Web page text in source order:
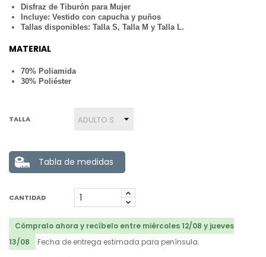
Disfraz de Tiburón para Mujer
Incluye: Vestido con capucha y puños
Tallas disponibles: Talla S, Talla M y Talla L.
MATERIAL
70% Poliamida
30% Poliéster
TALLA
Tabla de medidas
CANTIDAD
Cómpralo ahora y recíbelo entre miércoles 12/08 y jueves
13/08
Fecha de entrega estimada para península.